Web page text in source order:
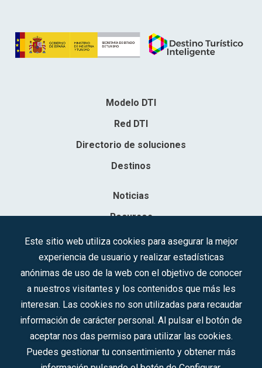
Modelo DTI
Red DTI
Directorio de soluciones
Destinos
Noticias
Recursos
Contacto
Sociedad Mercantil Estatal para la Gestión de la Innovación y las
Inscrita en el R.M. de Madrid, T, 12593, Se. 8, F. 129, H. 201.307.
C.I.F.: A-81/874.984
Síguenos en redes sociales:
Este sitio web utiliza cookies para asegurar la mejor
experiencia de usuario y realizar estadísticas
anónimas de uso de la web con el objetivo de conocer
a nuestros visitantes y los contenidos que más les
interesan. Las cookies no son utilizadas para recaudar
información de carácter personal. Al pulsar el botón de
aceptar nos das permiso para utilizar las cookies.
Puedes gestionar tu consentimiento y obtener más